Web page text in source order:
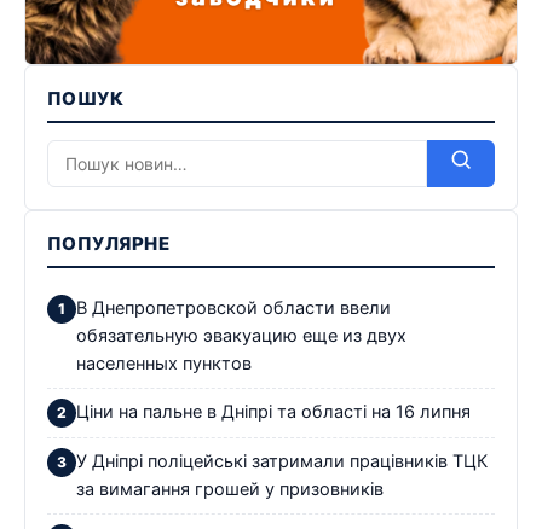
ПОШУК
ПОПУЛЯРНЕ
В Днепропетровской области ввели
обязательную эвакуацию еще из двух
населенных пунктов
Ціни на пальне в Дніпрі та області на 16 липня
У Дніпрі поліцейські затримали працівників ТЦК
за вимагання грошей у призовників